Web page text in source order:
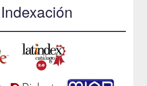
Indexación